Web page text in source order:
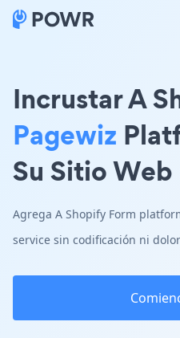
Incrustar A
Pagewiz
Su Sitio Web
Agrega A Shopify Form
service sin codificación ni